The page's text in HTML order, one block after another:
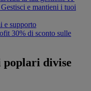
Gestisci e mantieni i tuoi
e supporto
30% di sconto sulle
poplari divise